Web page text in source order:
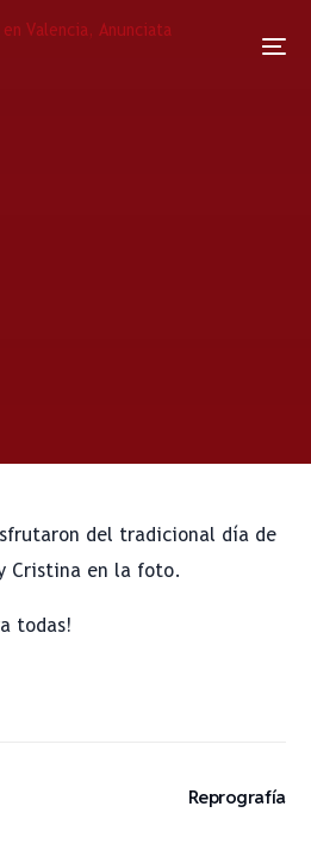
del tradicional día de
Cristina en la foto.
todas!
Reprografía